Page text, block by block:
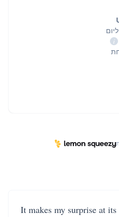
i
It makes my surprise at